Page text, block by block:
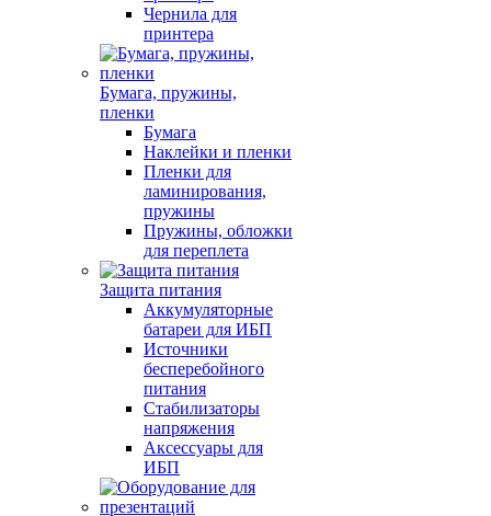
Чернила для
принтера
Бумага, пружины,
пленки
Бумага
Наклейки и пленки
Пленки для
ламинирования,
пружины
Пружины, обложки
для переплета
Защита питания
Аккумуляторные
батареи для ИБП
Источники
бесперебойного
питания
Стабилизаторы
напряжения
Аксессуары для
ИБП